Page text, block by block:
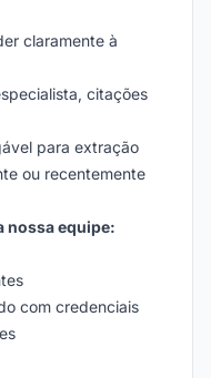
claramente à
citações
para extração
ou recentemente
nossa equipe:
com credenciais